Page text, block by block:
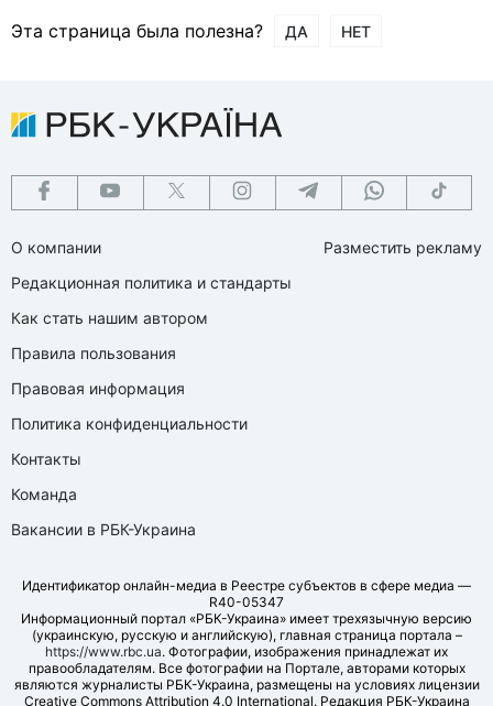
Эта страница была полезна? ДА НЕТ
О компании
Редакционная политика и стандарты
Как стать нашим автором
Правила пользования
Правовая информация
Политика конфиденциальности
Контакты
Команда
Вакансии в РБК-Украина
Разместить рекламу
Идентификатор онлайн-медиа в Реестре субъектов в сфере медиа —
R40-05347
Информационный портал «РБК-Украина» имеет трехязычную версию
(украинскую, русскую и английскую), главная страница портала –
https://www.rbc.ua. Фотографии, изображения принадлежат их
правообладателям. Все фотографии на Портале, авторами которых
являются журналисты РБК-Украина, размещены на условиях лицензии
Creative Commons Attribution 4.0 International. Редакция РБК-Украина